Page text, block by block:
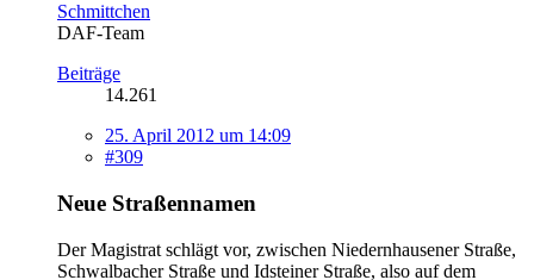
Schmittchen
DAF-Team
Beiträge
14.261
25. April 2012 um 14:09
#309
Neue Straßennamen
Der Magistrat schlägt vor, zwischen Niedernhausener Straße,
Schwalbacher Straße und Idsteiner Straße, also auf dem